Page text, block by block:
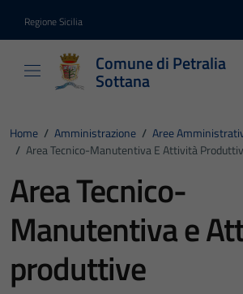
Regione Sicilia
Comune di Petralia
Sottana
Home / Amministrazione / Aree
/ Area Tecnico-Manutentiva E Attività
Area Tecnico-
Manutentiva e
produttive